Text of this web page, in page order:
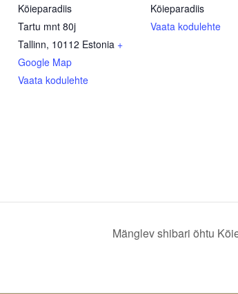
Köieparadiis
Tartu mnt 80j
Tallinn, 10112 Estonia +
Google Map
Vaata kodulehte
Köieparadiis
Vaata kodulehte
Mänglev shibari õhtu